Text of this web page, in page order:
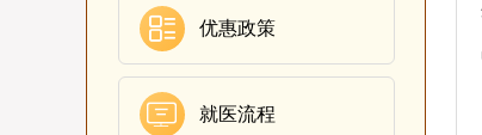
 优惠政策
 就医流程